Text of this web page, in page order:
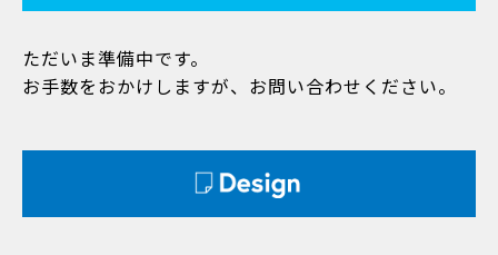
ただいま準備中です。
お手数をおかけしますが、お問い合わせください。